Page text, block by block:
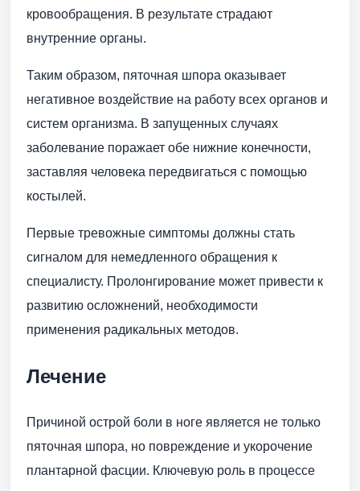
кровообращения. В результате страдают
внутренние органы.
Таким образом, пяточная шпора оказывает
негативное воздействие на работу всех органов и
систем организма. В запущенных случаях
заболевание поражает обе нижние конечности,
заставляя человека передвигаться с помощью
костылей.
Первые тревожные симптомы должны стать
сигналом для немедленного обращения к
специалисту. Пролонгирование может привести к
развитию осложнений, необходимости
применения радикальных методов.
Лечение
Причиной острой боли в ноге является не только
пяточная шпора, но повреждение и укорочение
плантарной фасции. Ключевую роль в процессе